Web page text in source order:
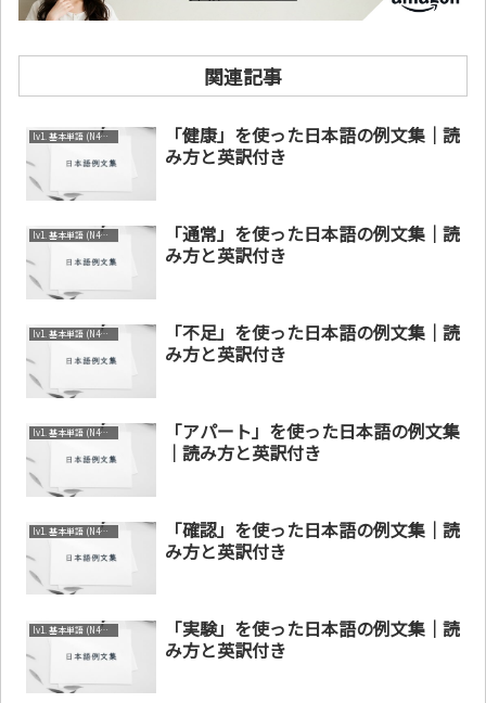
関連記事
lv1. 基本単語 (N4～N5)
「健康」を使った日本語の例文集｜読
み方と英訳付き
lv1. 基本単語 (N4～N5)
「通常」を使った日本語の例文集｜読
み方と英訳付き
lv1. 基本単語 (N4～N5)
「不足」を使った日本語の例文集｜読
み方と英訳付き
lv1. 基本単語 (N4～N5)
「アパート」を使った日本語の例文集
｜読み方と英訳付き
lv1. 基本単語 (N4～N5)
「確認」を使った日本語の例文集｜読
み方と英訳付き
lv1. 基本単語 (N4～N5)
「実験」を使った日本語の例文集｜読
み方と英訳付き